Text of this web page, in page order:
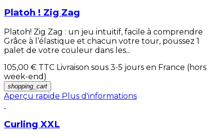
Platoh ! Zig Zag
Platoh! Zig Zag : un jeu intuitif, facile à comprendre
Grâce à l’élastique et chacun votre tour, poussez 1
palet de votre couleur dans les...
105,00 € TTC Livraison sous 3-5 jours en France (hors
week-end)
shopping_cart
Aperçu rapide Plus d'informations
Curling XXL